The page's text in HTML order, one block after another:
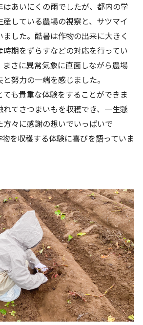
あいにくの雨でしたが、都内の学
している農場の視察と、サツマイ
した。酷暑は作物の出来に大きく
期をずらすなどの対応を行ってい
まさに異常気象に直面しながら農場
努力の一端を感じました。
も貴重な体験をすることができま
れてさつまいもを収穫でき、一生懸
々に感謝の想いでいっぱいで
を収穫する体験に喜びを語っていま